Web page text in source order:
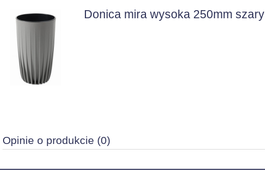
Donica mira wysoka 250mm szary
Opinie o produkcie (0)